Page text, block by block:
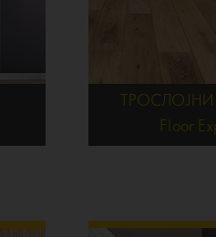
ТРОСЛОЈНИ
Floor